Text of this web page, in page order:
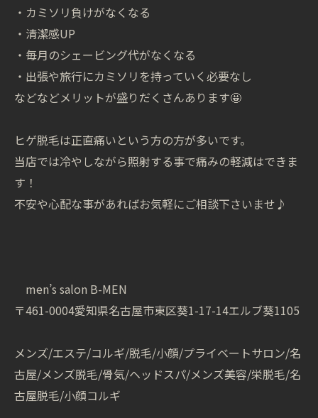
・カミソリ負けがなくなる
・清潔感UP
・毎月のシェービング代がなくなる
・出張や旅行にカミソリを持っていく必要なし
などなどメリットが盛りだくさんあります🤩
ヒゲ脱毛は正直痛いという方の方が多いです。
当店では冷やしながら照射する事で痛みの軽減はできま
す！
不安や心配な事があればお気軽にご相談下さいませ♪
men’s salon B-MEN
〒461-0004愛知県名古屋市東区葵1-17-14エルブ葵1105
メンズ/エステ/コルギ/脱毛/小顔/プライベートサロン/名
古屋/メンズ脱毛/骨気/ヘッドスパ/メンズ美容/栄脱毛/名
古屋脱毛/小顔コルギ